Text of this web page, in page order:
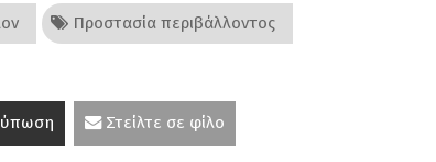
Προστασία περιβάλλοντος
Στείλτε σε φίλο